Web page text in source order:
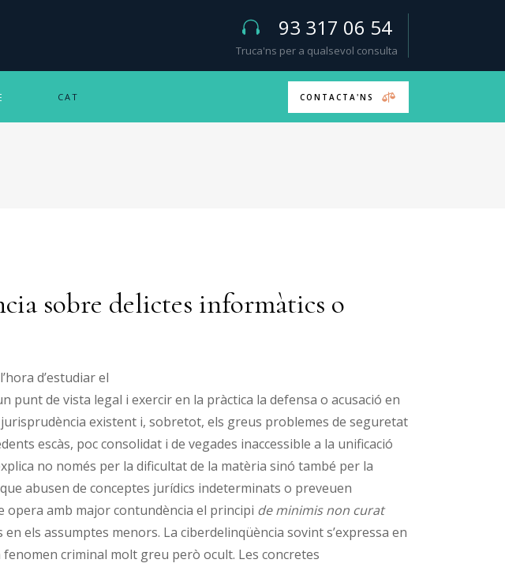
93 317 06 54
Truca'ns per a qualsevol consulta
CAT CONTACTA'NS
sobre delictes informàtics o
d’estudiar el
punt de vista legal i exercir en la pràctica la defensa o acusació en
existent i, sobretot, els greus problemes de seguretat
escàs, poc consolidat i de vegades inaccessible a la unificació
no només per la dificultat de la matèria sinó també per la
abusen de conceptes jurídics indeterminats o preveuen
opera amb major contundència el principi de minimis non curat
els assumptes menors. La ciberdelinqüència sovint s’expressa en
criminal molt greu però ocult. Les concretes